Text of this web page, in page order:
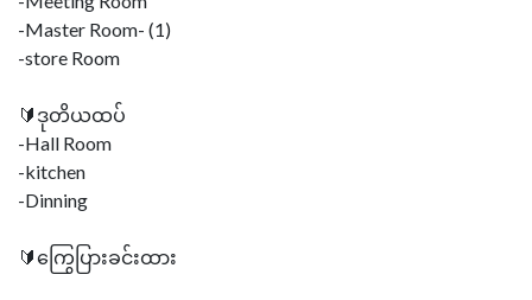
-Master Room- (1)
-store Room
🔰ဒုတိယထပ်
-Hall Room
-kitchen
-Dinning
🔰ကြွေပြားခင်းထား